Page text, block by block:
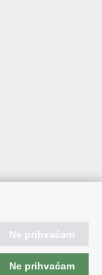
Ne prihvaćam
Ne prihvaćam